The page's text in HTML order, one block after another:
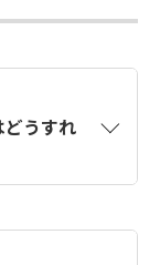
うすれ